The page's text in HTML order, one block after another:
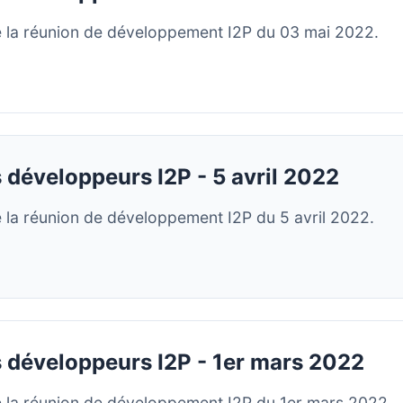
réunion de développement I2P du 03 mai 2022.
développeurs I2P - 5 avril 2022
réunion de développement I2P du 5 avril 2022.
développeurs I2P - 1er mars 2022